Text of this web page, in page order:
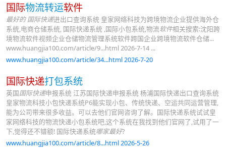
国际物流转运软件
最好的 国际快递进出口查询系统 皇家网络科技为跨境物流企业提供海外仓
系统,电商仓储系统, 国际快递系统 ,国际小包系统,物流软件相关搜索:沈阳跨
境物流软件视频企业仓储物流管理系统软件跨国企业跨境物流软件仓储...
www.huangjia100.com/article/9...html 2026-7-14 ...
www.huangjia100.com/article/34...html 2026-7-20
国际快递打包系统
英国国际快递申报系统 江苏国际快递申报系统 杨浦国际快递出口查询系统
皇家物流科技小包快递系统P6能实现小包、传统快递、空运共同运营管理,
能为公司带来很多收益。可以去他们官网咨询了解。国际快递系统试试皇
家网络科技的物流快递小包系统吧,这个系统在我找到他们官网了,试用了一
下,觉得还不错额! 国际快递系统哪家最好?
www.huangjia100.com/article/8...html 2026-5-26